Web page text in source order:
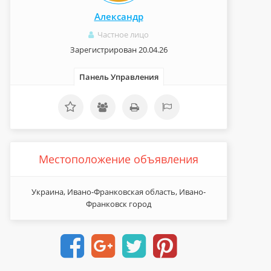
Александр
Частное лицо
Зарегистрирован 20.04.26
Панель Управления
Местоположение объявления
Украина, Ивано-Франковская область, Ивано-
Франковск город